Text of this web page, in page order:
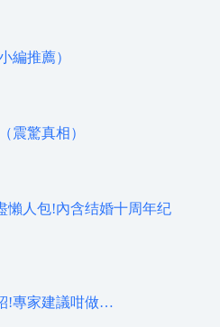
編推薦）
震驚真相）
懶人包!內含结婚十周年纪
!專家建議咁做…